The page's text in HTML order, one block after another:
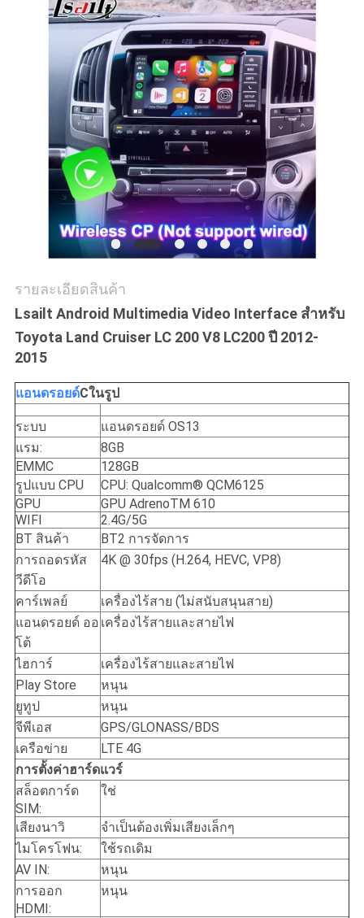
เว็บไซต์
PRIVACY
POLICY
รายละเอียดสินค้า
Lsailt Android Multimedia Video Interface สําหรับ
Toyota Land Cruiser LC 200 V8 LC200 ปี 2012-
2015
แอนดรอยด์Cในรูป
ระบบ
แอนดรอยด์ OS13
แรม:
8GB
EMMC
128GB
รูปแบบ CPU
CPU: Qualcomm® QCM6125
GPU
GPU AdrenoTM 610
WIFI
2.4G/5G
BT สินค้า
BT2 การจัดการ
การถอดรหัส
วีดีโอ
4K @ 30fps (H.264, HEVC, VP8)
คาร์เพลย์
เครื่องไร้สาย (ไม่สนับสนุนสาย)
แอนดรอยด์ ออ
โต้
เครื่องไร้สายและสายไฟ
ไฮการ์
เครื่องไร้สายและสายไฟ
Play Store
หนุน
ยูทูป
หนุน
จีพีเอส
GPS/GLONASS/BDS
เครือข่าย
LTE 4G
การตั้งค่าฮาร์ดแวร์
สล็อตการ์ด
SIM:
ใช่
เสียงนาวิ
จําเป็นต้องเพิ่มเสียงเล็กๆ
ไมโครโฟน:
ใช้รถเดิม
AV IN:
หนุน
การออก
HDMI:
หนุน